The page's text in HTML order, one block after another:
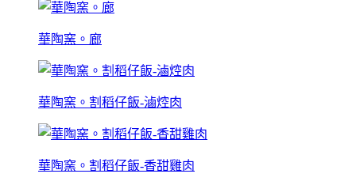
華陶窯。廊
華陶窯。割稻仔飯-滷焢肉
華陶窯。割稻仔飯-香甜雞肉